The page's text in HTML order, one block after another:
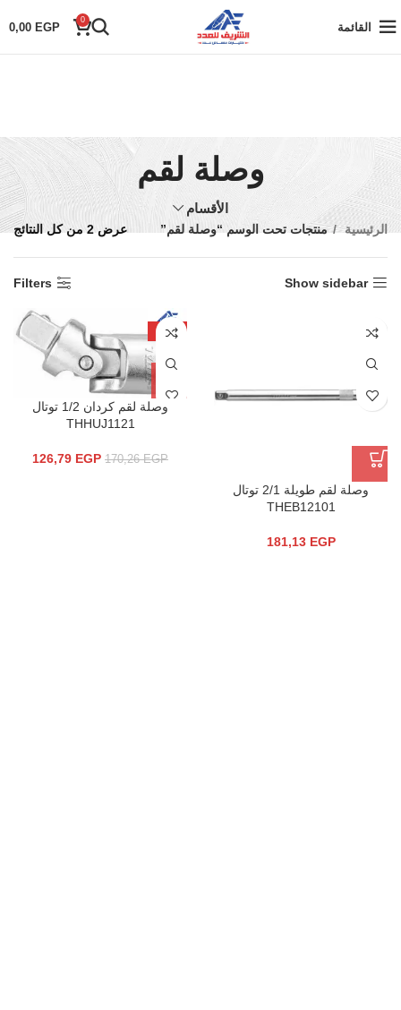
القائمة
0
0,00 EGP
وصلة لقم
الأقسام
الرئيسية منتجات تحت الوسم “وصلة لقم” عرض ⁦2⁩ من كل النتائج
Show sidebar
Filters
وصلة لقم طويلة 2/1 توتال
THEB12101
181,13 EGP
-26%
وصلة لقم كردان 1/2 توتال
THHUJ1121
170,26EGP
126,79 EGP